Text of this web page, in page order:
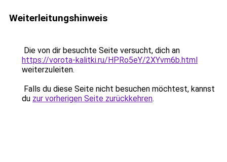
Weiterleitungshinweis
Die von dir besuchte Seite versucht, dich an
https://vorota-kalitki.ru/HPRo5eY/2XYvm6b.html
weiterzuleiten.
Falls du diese Seite nicht besuchen möchtest, kannst
du zur vorherigen Seite zurückkehren.